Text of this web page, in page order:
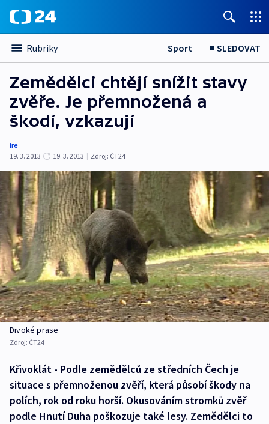
Rubriky Sport SLEDOVAT
Zemědělci chtějí snížit stavy
zvěře. Je přemnožená a
škodí, vzkazují
ire
19. 3. 2013
19. 3. 2013 | Zdroj: ČT24
Divoké prase
Zdroj: ČT24
Křivoklát - Podle zemědělců ze středních Čech je
situace s přemnoženou zvěří, která působí škody na
polích, rok od roku horší. Okusováním stromků zvěř
podle Hnutí Duha poškozuje také lesy. Zemědělci to